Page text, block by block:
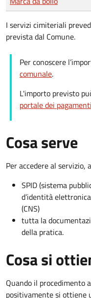
I servizi cimiteriali
prevista dal Comune.
Per conoscere
comunale.
L'importo previsto
portale dei pagamenti
Cosa serve
Per accedere al servizio,
SPID (sistema
d’identità
(CNS)
tutta la
della pratica.
Cosa si
Quando il procedimento
positivamente si ottiene